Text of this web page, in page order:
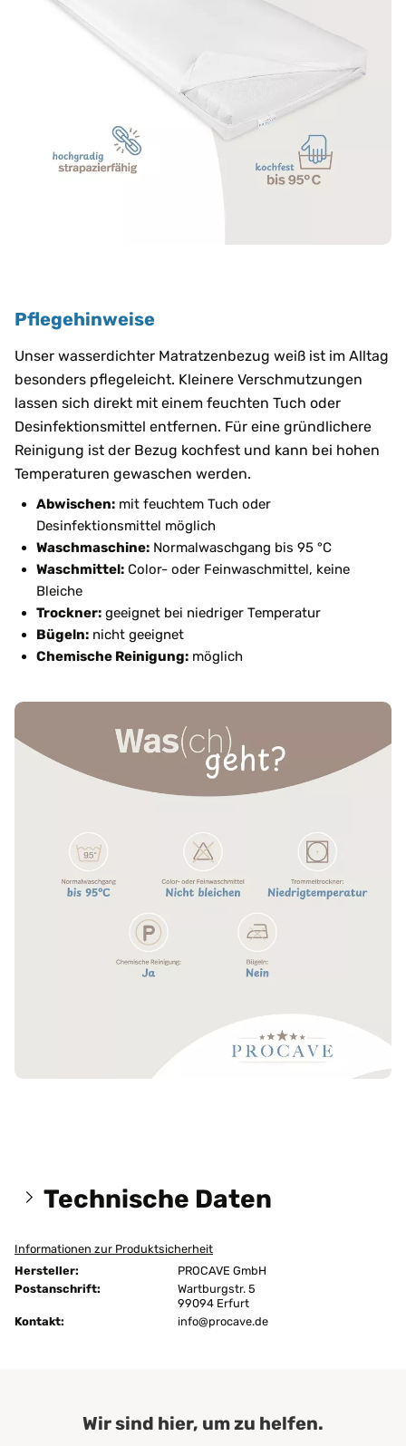
Pflegehinweise
Unser wasserdichter Matratzenbezug weiß ist im Alltag
besonders pflegeleicht. Kleinere Verschmutzungen
lassen sich direkt mit einem feuchten Tuch oder
Desinfektionsmittel entfernen. Für eine gründlichere
Reinigung ist der Bezug kochfest und kann bei hohen
Temperaturen gewaschen werden.
Abwischen: mit feuchtem Tuch oder
Desinfektionsmittel möglich
Waschmaschine: Normalwaschgang bis 95 °C
Waschmittel: Color- oder Feinwaschmittel, keine
Bleiche
Trockner: geeignet bei niedriger Temperatur
Bügeln: nicht geeignet
Chemische Reinigung: möglich
Technische Daten
Größen: 60x210 cm
Höhe: 4 cm
Ausführung: unversteppt
Weiß
Informationen zur Produktsicherheit
Hersteller:
PROCAVE GmbH
Postanschrift:
Wartburgstr. 5
99094 Erfurt
Kontakt:
info@procave.de
Wir sind hier, um zu helfen.